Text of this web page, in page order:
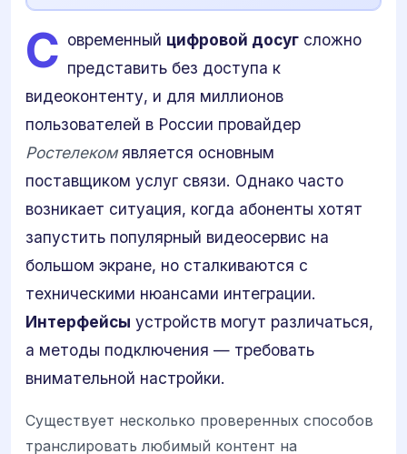
С овременный цифровой досуг сложно
представить без доступа к
видеоконтенту, и для миллионов
пользователей в России провайдер
Ростелекомявляется основным
поставщиком услуг связи. Однако часто
возникает ситуация, когда абоненты хотят
запустить популярный видеосервис на
большом экране, но сталкиваются с
техническими нюансами интеграции.
Интерфейсы устройств могут различаться,
а методы подключения — требовать
внимательной настройки.
Существует несколько проверенных способов
транслировать любимый контент на